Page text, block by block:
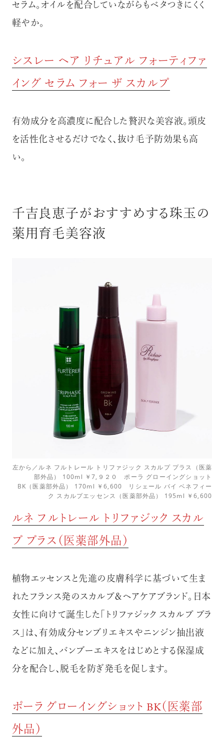
セラム。オイルを配合していながらもベタつきにくく
軽やか。
シスレー ヘア リチュアル フォーティファ
イング セラム フォー ザ スカルプ
有効成分を高濃度に配合した贅沢な美容液。頭皮
を活性化させるだけでなく、抜け毛予防効果も高
い。
千吉良恵子がおすすめする珠玉の
薬用育毛美容液
左から／ルネ フルトレール トリファジック スカルプ プラス（医薬
部外品） 100ml ￥7,９２０ ポーラ グローイングショット
BK（医薬部外品） 170ml ￥6,600 リシェール バイ ベネフィー
ク スカルプエッセンス​（医薬部外品） 195ml ￥6,600
ルネ フルトレール トリファジック スカル
プ プラス（医薬部外品）
植物エッセンスと先進の皮膚科学に基づいて生ま
れたフランス発のスカルプ＆ヘアケアブランド。日本
女性に向けて誕生した「トリファジック スカルプ プラ
ス」は、有効成分センブリエキスやニンジン抽出液
などに加え、バンブーエキスをはじめとする保湿成
分を配合し、脱毛を防ぎ発毛を促します。
ポーラ グローイングショット BK（医薬部
外品）